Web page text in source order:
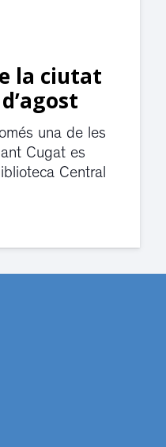
la ciutat
una de les
Cugat es
Central